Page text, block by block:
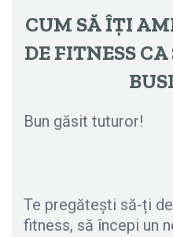
CUM SĂ ÎȚI
DE FITNESS
Bun găsit tuturor!
Te pregătești să-ți
fitness, să începi un